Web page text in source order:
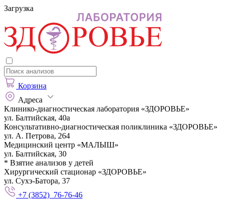
Загрузка
Корзина
Адреса
Клинико-диагностическая лаборатория «ЗДОРОВЬЕ»
ул. Балтийская, 40а
Консультативно-диагностическая поликлиника «ЗДОРОВЬЕ»
ул. А. Петрова, 264
Медицинский центр «МАЛЫШ»
ул. Балтийская, 30
* Взятие анализов у детей
Хирургический стационар «ЗДОРОВЬЕ»
ул. Сухэ-Батора, 37
+7 (3852) 76-76-46